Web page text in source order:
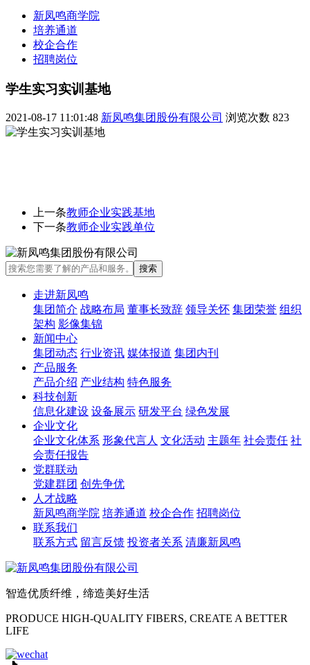
新凤鸣商学院
培养通道
校企合作
招聘岗位
学生实习实训基地
2021-08-17 11:01:48 新凤鸣集团股份有限公司 浏览次数 823
上一条教师企业实践基地
下一条教师企业实践单位
走进新凤鸣
集团简介 战略布局 董事长致辞 领导关怀 集团荣誉 组织
架构 影像集锦
新闻中心
集团动态 行业资讯 媒体报道 集团内刊
产品服务
产品介绍 产业结构 特色服务
科技创新
信息化建设 设备展示 研发平台 绿色发展
企业文化
企业文化体系 形象代言人 文化活动 主题年 社会责任 社
会责任报告
党群联动
党建群团 创先争优
人才战略
新凤鸣商学院 培养通道 校企合作 招聘岗位
联系我们
联系方式 留言反馈 投资者关系 清廉新凤鸣
智造优质纤维，缔造美好生活
PRODUCE HIGH-QUALITY FIBERS, CREATE A BETTER
LIFE